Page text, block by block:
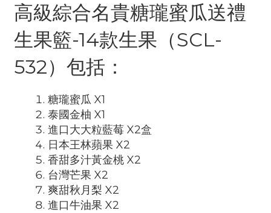
高級綜合名貴糖瓏蜜瓜送禮
生果籃-14款生果（SCL-
532）包括：
糖瓏蜜瓜 X1
泰國金柚 X1
進口大大粒藍莓 X2盒
日本王林蘋果 X2
香甜多汁黃金桃 X2
台灣芒果 X2
爽甜秋月梨 X2
進口牛油果 X2